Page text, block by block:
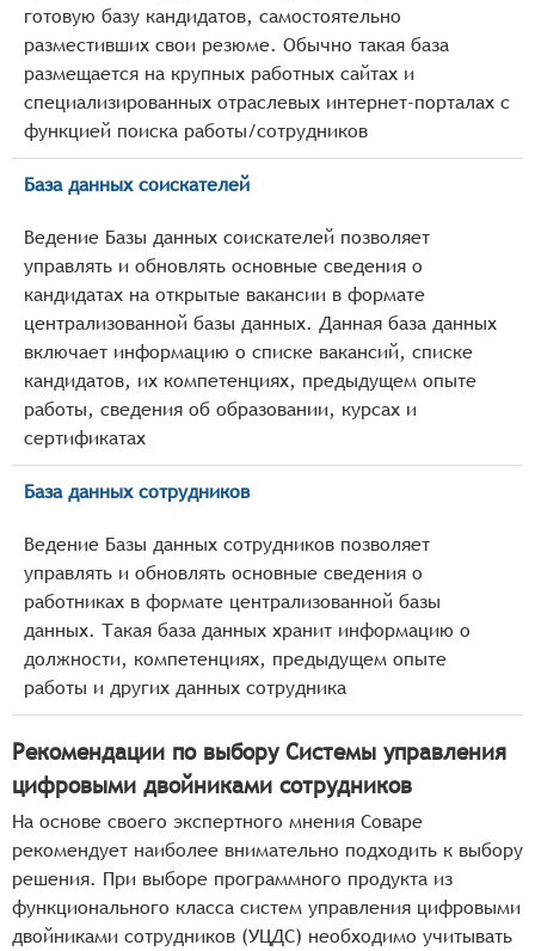
готовую базу кандидатов, самостоятельно
разместивших свои резюме. Обычно такая база
размещается на крупных работных сайтах и
специализированных отраслевых интернет-порталах с
функцией поиска работы/сотрудников
База данных соискателей
Ведение Базы данных соискателей позволяет
управлять и обновлять основные сведения о
кандидатах на открытые вакансии в формате
централизованной базы данных. Данная база данных
включает информацию о списке вакансий, списке
кандидатов, их компетенциях, предыдущем опыте
работы, сведения об образовании, курсах и
сертификатах
База данных сотрудников
Ведение Базы данных сотрудников позволяет
управлять и обновлять основные сведения о
работниках в формате централизованной базы
данных. Такая база данных хранит информацию о
должности, компетенциях, предыдущем опыте
работы и других данных сотрудника
Рекомендации по выбору Системы управления
цифровыми двойниками сотрудников
На основе своего экспертного мнения Соваре
рекомендует наиболее внимательно подходить к выбору
решения. При выборе программного продукта из
функционального класса систем управления цифровыми
двойниками сотрудников (УЦДС) необходимо учитывать